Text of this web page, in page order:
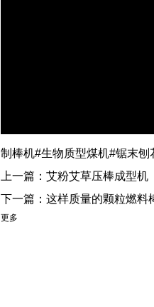
制棒机#生物质型煤机#锯末刨
上一篇： 艾粉艾草压棒成型机
下一篇： 这样质量的颗粒燃料
更多